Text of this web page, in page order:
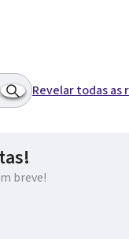
Revelar todas as
breve!